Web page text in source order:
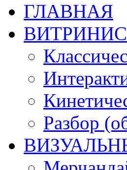
ГЛАВНАЯ
Разбор